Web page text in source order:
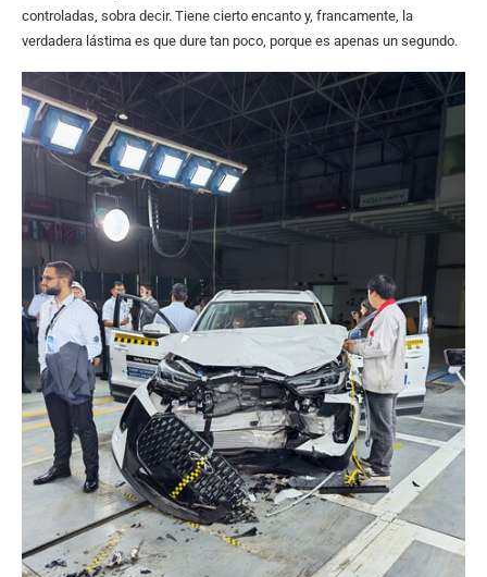
controladas, sobra decir. Tiene cierto encanto y, francamente, la
verdadera lástima es que dure tan poco, porque es apenas un segundo.